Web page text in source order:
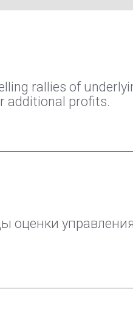
rallies of
additional profits.
оценки управления